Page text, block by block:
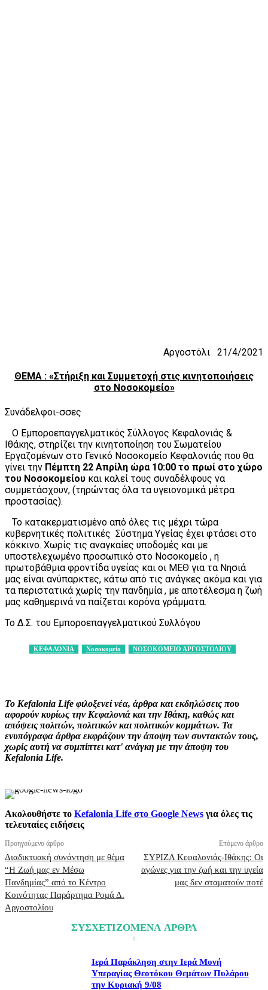
Αργοστόλι 21/4/2021
ΘΕΜΑ : «Στήριξη και Συμμετοχή στις κινητοποιήσεις
στο Νοσοκομείο»
Συνάδελφοι-σσες
Ο Εμποροεπαγγελματικός Σύλλογος Κεφαλονιάς &
Ιθάκης, στηρίζει την κινητοποίηση του Σωματείου
Εργαζομένων στο Γενικό Νοσοκομείο Κεφαλονιάς που θα
γίνει την Πέμπτη 22 Απρίλη ώρα 10:00 το πρωί στο χώρο
του Νοσοκομείου και καλεί τους συναδέλφους να
συμμετάσχουν, (τηρώντας όλα τα υγειονομικά μέτρα
προστασίας).
Το κατακερματισμένο από όλες τις μέχρι τώρα
κυβερνητικές πολιτικές Σύστημα Υγείας έχει φτάσει στο
κόκκινο. Χωρίς τις αναγκαίες υποδομές και με
υποστελεχωμένο προσωπικό στο Νοσοκομείο , η
πρωτοβάθμια φροντίδα υγείας και οι ΜΕΘ για τα Νησιά
μας είναι ανύπαρκτες, κάτω από τις ανάγκες ακόμα και για
τα περιστατικά χωρίς την πανδημία , με αποτέλεσμα η ζωή
μας καθημερινά να παίζεται κορόνα γράμματα.
Το Δ.Σ. του Εμποροεπαγγελματικού Συλλόγου
ΚΕΦΑΛΟΝΙΑ Νοσοκομείο ΝΟΣΟΚΟΜΕΙΟ ΑΡΓΟΣΤΟΛΙΟΥ
Το Kefalonia Life φιλοξενεί νέα, άρθρα και εκδηλώσεις που
αφορούν κυρίως την Κεφαλονιά και την Ιθάκη, καθώς και
απόψεις πολιτών, πολιτικών και πολιτικών κομμάτων. Τα
ενυπόγραφα άρθρα εκφράζουν την άποψη των συντακτών τους,
χωρίς αυτή να συμπίπτει κατ' ανάγκη με την άποψη του
Kefalonia Life.
Ακολουθήστε το Kefalonia Life στο Google News για όλες τις
τελευταίες ειδήσεις
Προηγούμενο άρθρο
Διαδικτυακή συνάντηση με θέμα
“Η Ζωή μας εν Μέσω
Πανδημίας” από το Κέντρο
Κοινότητας Παράρτημα Ρομά Δ.
Αργοστολίου
Επόμενο άρθρο
ΣΥΡΙΖΑ Κεφαλονιάς-Ιθάκης: Οι
αγώνες για την ζωή και την υγεία
μας δεν σταματούν ποτέ
ΣΥΣΧΕΤΙΖΟΜΕΝΑ ΑΡΘΡΑ
Ιερά Παράκληση στην Ιερά Μονή
Υπεραγίας Θεοτόκου Θεμάτων Πυλάρου
την Κυριακή 9/08